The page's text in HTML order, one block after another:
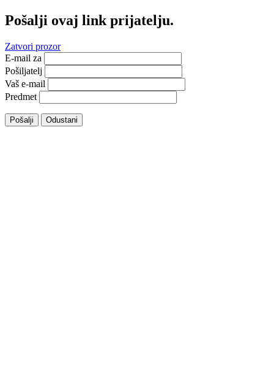
Pošalji ovaj link prijatelju.
Zatvori prozor
E-mail za
Pošiljatelj
Vaš e-mail
Predmet
Pošalji Odustani